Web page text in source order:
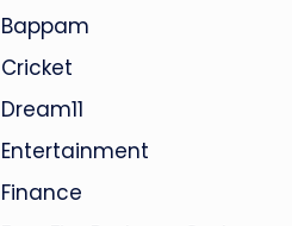
Bappam
Cricket
Dream11
Entertainment
Finance